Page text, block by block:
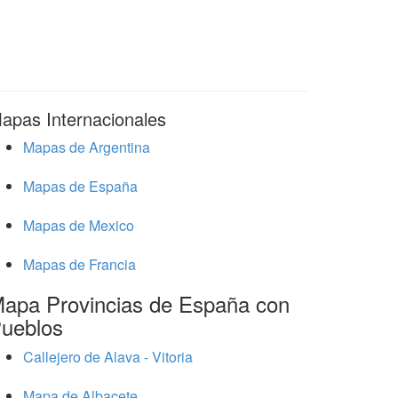
Internacionales
Mapas de Argentina
Mapas de España
Mapas de Mexico
Mapas de Francia
Provincias de España con
Callejero de Alava - Vitoria